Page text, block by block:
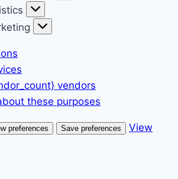
vendors
these purposes
preferences Save preferences
View